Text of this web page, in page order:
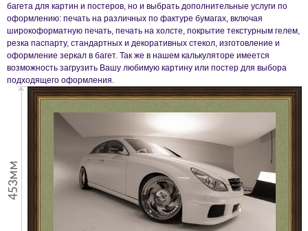
багета для картин и постеров, но и выбрать дополнительные услуги по
оформлению: печать на различных по фактуре бумагах, включая
широкоформатную печать, печать на холсте, покрытие текстурным гелем,
резка паспарту, стандартных и декоративных стекол, изготовление и
оформление зеркал в багет. Так же в нашем калькуляторе имеется
возможность загрузить Вашу любимую картину или постер для выбора
подходящего оформления.
453мм